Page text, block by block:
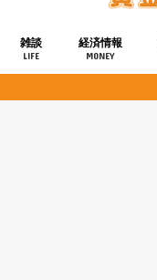
雑談
LIFE
経済情報
MONEY